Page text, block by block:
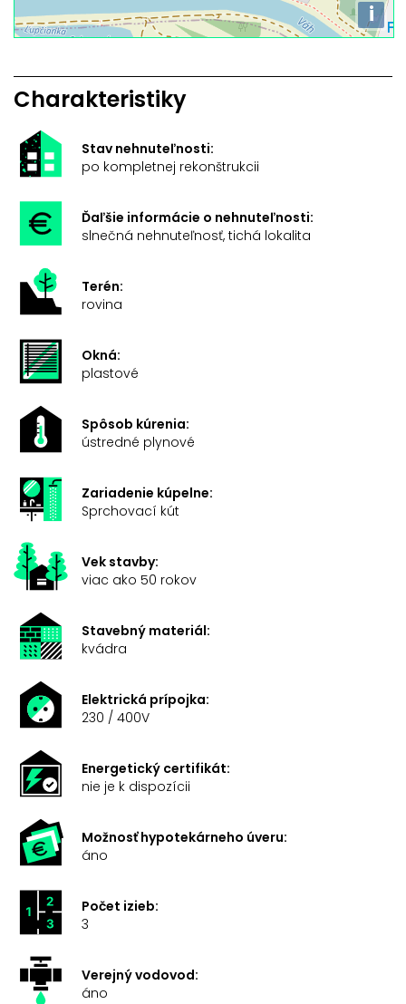
i
Charakteristiky
Stav nehnuteľnosti:
po kompletnej rekonštrukcii
Ďaľšie informácie o nehnuteľnosti:
slnečná nehnuteľnosť, tichá lokalita
Terén:
rovina
Okná:
plastové
Spôsob kúrenia:
ústredné plynové
Zariadenie kúpelne:
Sprchovací kút
Vek stavby:
viac ako 50 rokov
Stavebný materiál:
kvádra
Elektrická prípojka:
230 / 400V
Energetický certifikát:
nie je k dispozícii
Možnosť hypotekárneho úveru:
áno
Počet izieb:
3
Verejný vodovod:
áno